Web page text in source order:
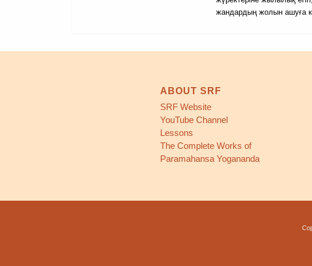
жандардың жолын ашуға
ABOUT SRF
SRF Website
YouTube Channel
Lessons
The Complete Works of
Paramahansa Yogananda